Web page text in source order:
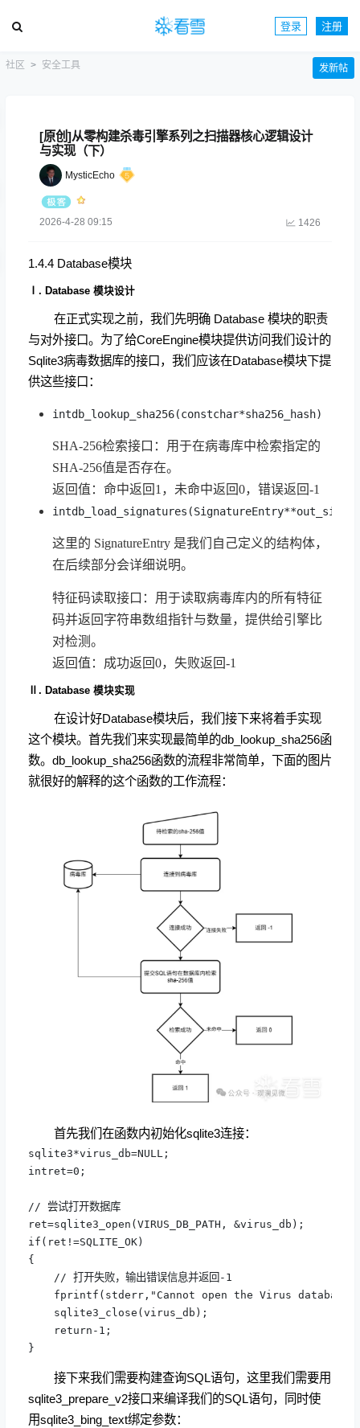
登录 注册
社区 安全工具 发新帖
[原创]从零构建杀毒引擎系列之扫描器核心逻辑设计
与实现（下）
MysticEcho
2026-4-28 09:15 1426
1.4.4 Database模块
Ⅰ. Database 模块设计
在正式实现之前，我们先明确 Database 模块的职责
与对外接口。为了给CoreEngine模块提供访问我们设计的
Sqlite3病毒数据库的接口，我们应该在Database模块下提
供这些接口：
intdb_lookup_sha256(constchar*sha256_hash)
SHA-256检索接口：用于在病毒库中检索指定的
SHA-256值是否存在。
返回值：命中返回1，未命中返回0，错误返回-1
这里的 SignatureEntry 是我们自己定义的结构体，
在后续部分会详细说明。
特征码读取接口：用于读取病毒库内的所有特征
码并返回字符串数组指针与数量，提供给引擎比
对检测。
返回值：成功返回0，失败返回-1
Ⅱ. Database 模块实现
在设计好Database模块后，我们接下来将着手实现
这个模块。首先我们来实现最简单的db_lookup_sha256函
数。db_lookup_sha256函数的流程非常简单，下面的图片
就很好的解释的这个函数的工作流程：
首先我们在函数内初始化sqlite3连接：
sqlite3*virus_db=NULL;
intret=0;
// 尝试打开数据库
ret=sqlite3_open(VIRUS_DB_PATH, &virus_db);
if(ret!=SQLITE_OK)
{
// 打开失败，输出错误信息并返回-1
fprintf(stderr,"Cannot open the Virus database
sqlite3_close(virus_db);
return-1;
}
接下来我们需要构建查询SQL语句，这里我们需要用
sqlite3_prepare_v2接口来编译我们的SQL语句，同时使
用sqlite3_bing_text绑定参数：